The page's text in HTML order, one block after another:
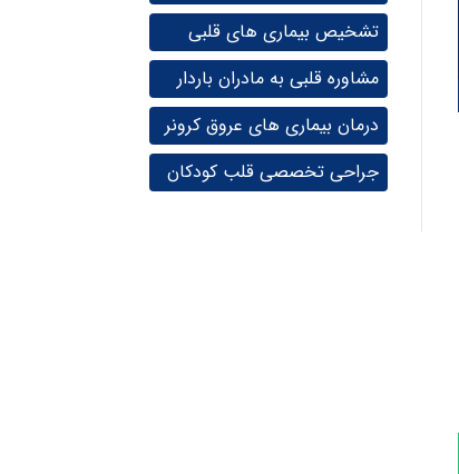
تشخیص بیماری های قلبی
مشاوره قلبی به مادران باردار
درمان بیماری های عروق کرونر
جراحی تخصصی قلب کودکان